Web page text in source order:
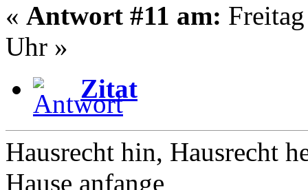
« Antwort #11 am:
Uhr »
Zitat
Hausrecht hin, Hausrecht
Hause anfange